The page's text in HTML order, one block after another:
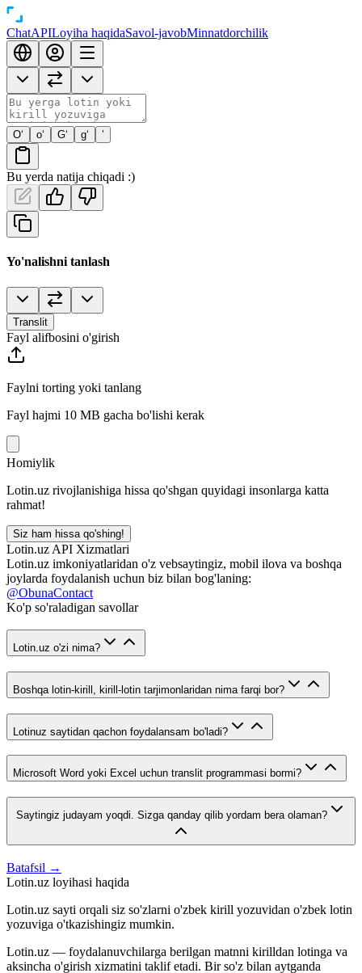
ChatAPILoyiha haqidaSavol-javobMinnatdorchilik
O‘ o‘ G‘ g‘ ’
Bu yerda natija chiqadi :)
Yo'nalishni tanlash
Translit
Fayl alifbosini o'girish
Faylni torting yoki tanlang
Fayl hajmi 10 MB gacha bo'lishi kerak
Homiylik
Lotin.uz rivojlanishiga hissa qo'shgan quyidagi insonlarga katta
rahmat!
Siz ham hissa qo'shing!
Lotin.uz API Xizmatlari
Lotin.uz imkoniyatlaridan o'z vebsaytingiz, mobil ilova va boshqa
joylarda foydalanish uchun biz bilan bog'laning:
@ObunaContact
Ko'p so'raladigan savollar
Lotin.uz o'zi nima?
Boshqa lotin-kirill, kirill-lotin tarjimonlaridan nima farqi bor?
Lotinuz saytidan qachon foydalansam bo'ladi?
Microsoft Word yoki Excel uchun translit programmasi bormi?
Saytingiz judayam yoqdi. Sizga qanday qilib yordam bera olaman?
Batafsil →
Lotin.uz loyihasi haqida
Lotin.uz sayti orqali siz so'zlarni o'zbek kirill yozuvidan o'zbek lotin
yozuviga o'tkazishingiz mumkin.
Lotin.uz — foydalanuvchilarga berilgan matnni kirilldan lotinga va
aksincha o'girish xizmatini taklif etadi. Bir so'z bilan aytganda